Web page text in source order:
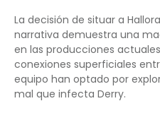
La decisión de situar a
narrativa demuestra una
en las producciones
conexiones superficiales
equipo han optado por
mal que infecta Derry.